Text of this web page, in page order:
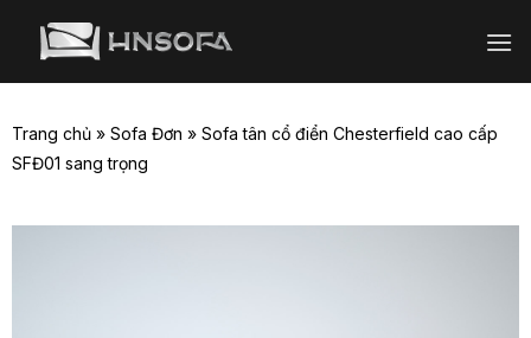
Trang chủ» Sofa Đơn » Sofa tân cổ điển Chesterfield cao cấp
SFĐ01 sang trọng